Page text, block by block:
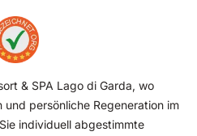
& SPA Lago di Garda, wo
persönliche Regeneration im
individuell abgestimmte